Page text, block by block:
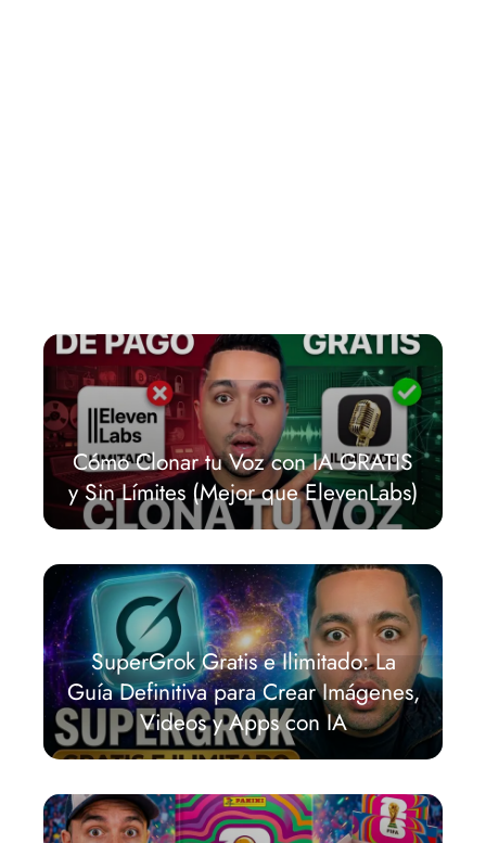
Cómo Clonar tu Voz con IA GRATIS
y Sin Límites (Mejor que ElevenLabs)
SuperGrok Gratis e Ilimitado: La
Guía Definitiva para Crear Imágenes,
Videos y Apps con IA